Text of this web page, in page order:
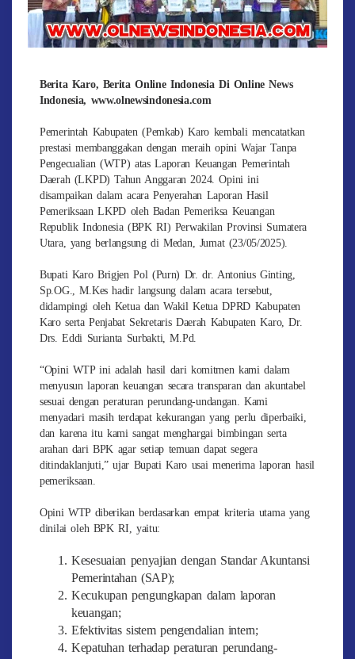
Berita Karo, Berita Online Indonesia Di Online News
Indonesia, www.olnewsindonesia.com
Pemerintah Kabupaten (Pemkab) Karo kembali mencatatkan
prestasi membanggakan dengan meraih opini Wajar Tanpa
Pengecualian (WTP) atas Laporan Keuangan Pemerintah
Daerah (LKPD) Tahun Anggaran 2024. Opini ini
disampaikan dalam acara Penyerahan Laporan Hasil
Pemeriksaan LKPD oleh Badan Pemeriksa Keuangan
Republik Indonesia (BPK RI) Perwakilan Provinsi Sumatera
Utara, yang berlangsung di Medan, Jumat (23/05/2025).
Bupati Karo Brigjen Pol (Purn) Dr. dr. Antonius Ginting,
Sp.OG., M.Kes hadir langsung dalam acara tersebut,
didampingi oleh Ketua dan Wakil Ketua DPRD Kabupaten
Karo serta Penjabat Sekretaris Daerah Kabupaten Karo, Dr.
Drs. Eddi Surianta Surbakti, M.Pd.
“Opini WTP ini adalah hasil dari komitmen kami dalam
menyusun laporan keuangan secara transparan dan akuntabel
sesuai dengan peraturan perundang-undangan. Kami
menyadari masih terdapat kekurangan yang perlu diperbaiki,
dan karena itu kami sangat menghargai bimbingan serta
arahan dari BPK agar setiap temuan dapat segera
ditindaklanjuti,” ujar Bupati Karo usai menerima laporan hasil
pemeriksaan.
Opini WTP diberikan berdasarkan empat kriteria utama yang
dinilai oleh BPK RI, yaitu:
Kesesuaian penyajian dengan Standar Akuntansi
Pemerintahan (SAP);
Kecukupan pengungkapan dalam laporan
keuangan;
Efektivitas sistem pengendalian intern;
Kepatuhan terhadap peraturan perundang-